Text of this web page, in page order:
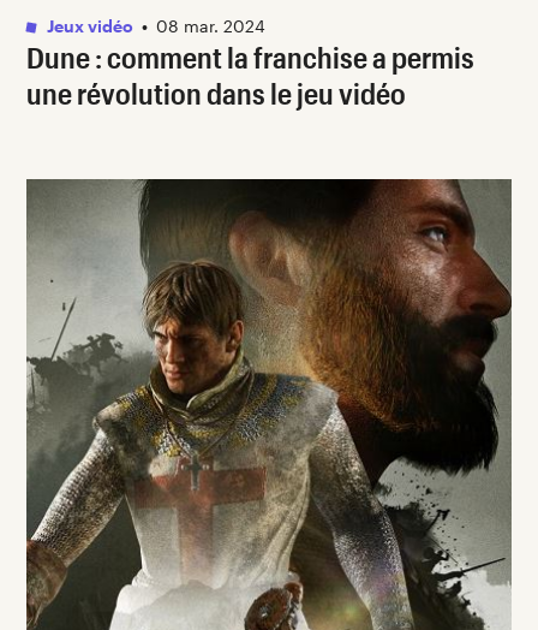
Dune : comment la franchise a permis
une révolution dans le jeu vidéo
Jeux vidéo • 08 mar. 2024